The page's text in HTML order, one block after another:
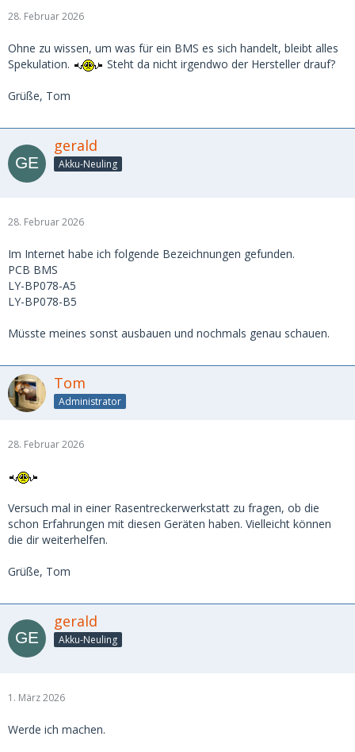
28. Februar 2026
Ohne zu wissen, um was für ein BMS es sich handelt, bleibt alles
Spekulation.
Steht da nicht irgendwo der Hersteller drauf?
Grüße, Tom
gerald
Akku-Neuling
28. Februar 2026
Im Internet habe ich folgende Bezeichnungen gefunden.
PCB BMS
LY-BP078-A5
LY-BP078-B5
Müsste meines sonst ausbauen und nochmals genau schauen.
Tom
Administrator
28. Februar 2026
Versuch mal in einer Rasentreckerwerkstatt zu fragen, ob die
schon Erfahrungen mit diesen Geräten haben. Vielleicht können
die dir weiterhelfen.
Grüße, Tom
gerald
Akku-Neuling
1. März 2026
Werde ich machen.